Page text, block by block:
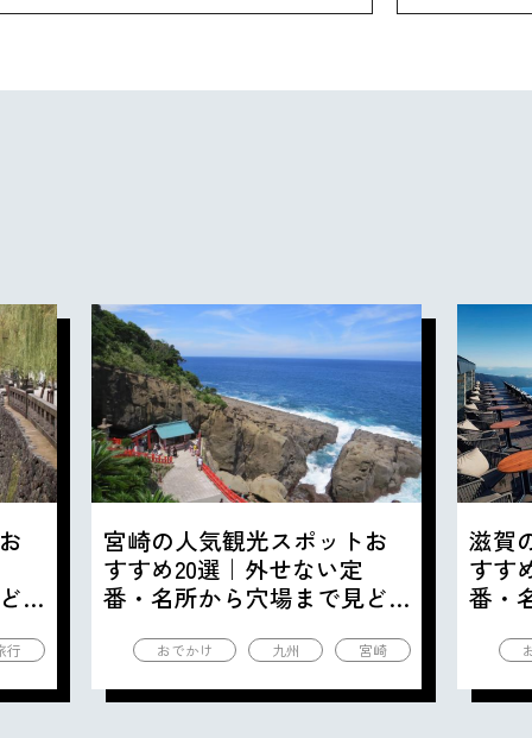
行
宮崎の人気観光スポットお
すすめ20選｜外せない定
番・名所から穴場まで見ど
おでかけ 九州 宮崎
滋賀
すす
番・